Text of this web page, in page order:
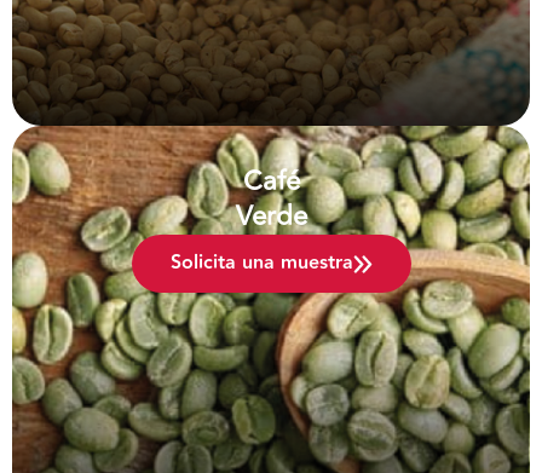
Café
Verde
Solicita una muestra